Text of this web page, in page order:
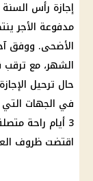
إجازة رأس
مدفوعة الأجر
الأضحى. ووفق
الشهر، مع
حال ترحيل الإجازة
في الجهات
3 أيام راحة
اقتضت ظروف